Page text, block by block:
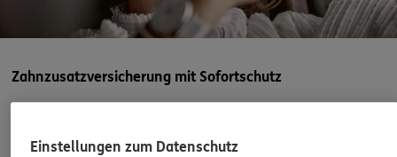
DKV
Daniela Lis
Homepage besuchen
Christian Ullerich
Zahnzusatzversicherung mit Sofortschutz
ERGO klappts! Sogar, wenn die Behandlung bereits
Einstellungen zum Datenschutz